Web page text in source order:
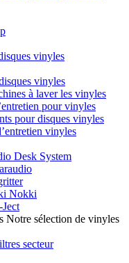
vinyles
vinyles
à laver les vinyles
pour vinyles
pour disques vinyles
vinyles
Desk System
Nokki
Notre sélection de vinyles
secteur